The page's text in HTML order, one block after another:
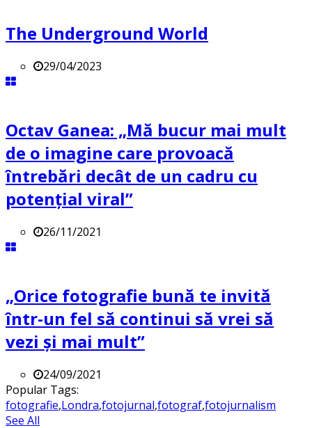
The Underground World
29/04/2023
Octav Ganea: „Mă bucur mai mult
de o imagine care provoacă
întrebări decât de un cadru cu
potenţial viral”
26/11/2021
„Orice fotografie bună te invită
într-un fel să continui să vrei să
vezi și mai mult”
24/09/2021
Popular Tags:
fotografie,Londra,fotojurnal,fotograf,fotojurnalism
See All